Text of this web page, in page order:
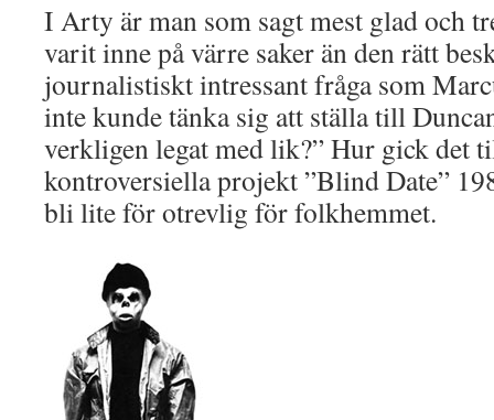
I Arty är man som sagt mest glad och
varit inne på värre saker än den rätt
journalistiskt intressant fråga som
inte kunde tänka sig att ställa till
verkligen legat med lik?” Hur gick det
kontroversiella projekt ”Blind Date”
bli lite för otrevlig för folkhemmet.